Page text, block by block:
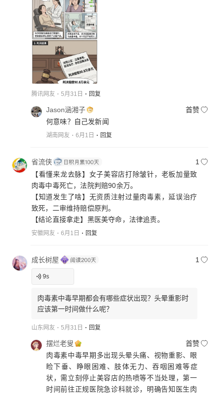
腾讯网友 5月31日 回复
Jason涵湘子
首赞
何意味？自己发新闻
湖南网友 6月1日 回复
省流侠
1
【看懂来龙去脉】女子美容店打除皱针，老板加量致
肉毒中毒死亡，法院判赔90余万。
【知道发生了啥】无资质注射过量肉毒素，延误治疗
致死，二审维持赔偿原判。
【结论直接拿走】黑医美夺命，法律追责。
安徽网友 6月1日 回复
成长树屋 1
9s
肉毒素中毒早期都会有哪些症状出现？头晕重影时
应该第一时间做什么呢？
山东网友 5月31日 回复
摆烂老叟
首赞
肉毒素中毒早期多出现头晕头痛、视物重影、眼
睑下垂、睁眼困难、肢体无力、吞咽困难等症
状，需立刻停止美容店的热喷等不当处理，第一
时间前往正规医院急诊科就诊，明确告知医生肉